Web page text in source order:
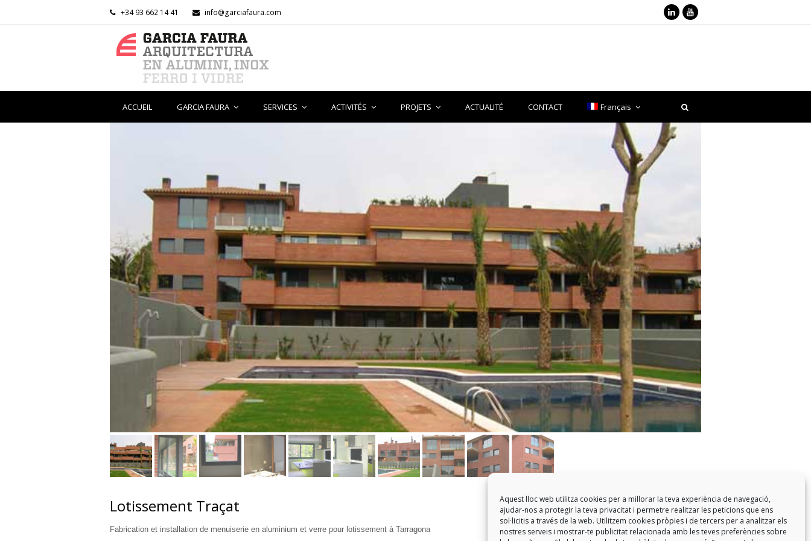
Aquest lloc web utilitza cookies per a millorar la teva experiència de navegació,
ajudar-nos a protegir la teva privacitat i permetre realitzar les peticions que ens
sol·licitis a través de la web. Utilitzem cookies pròpies i de tercers per a analitzar els
nostres serveis i mostrar-te publicitat relacionada amb les teves preferències sobre
+34 93 662 14 41 info@garciafaura.com LinkedInYoutube
ACCUEIL GARCIA FAURA SERVICES ACTIVITÉS PROJETS ACTUALITÉ CONTACT Français
Lotissement Traçat
Fabrication et installation de menuiserie en aluminium et verre pour lotissement à Tarragona